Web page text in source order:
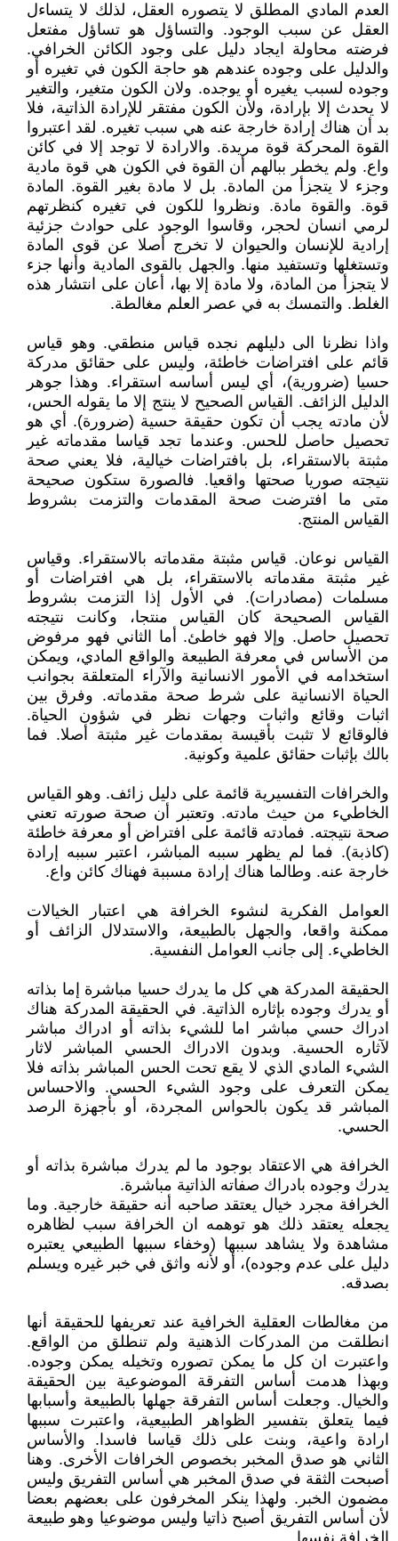
العدم المادي المطلق لا يتصوره العقل، لذلك لا يتساءل
العقل عن سبب الوجود. والتساؤل هو تساؤل مفتعل
فرضته محاولة ايجاد دليل على وجود الكائن الخرافي.
والدليل على وجوده عندهم هو حاجة الكون في تغيره أو
وجوده لسبب يغيره أو يوجده. ولان الكون متغير، والتغير
لا يحدث إلا بإرادة، ولأن الكون مفتقر للإرادة الذاتية، فلا
بد أن هناك إرادة خارجة عنه هي سبب تغيره. لقد اعتبروا
القوة المحركة قوة مريدة. والارادة لا توجد إلا في كائن
واع. ولم يخطر ببالهم أن القوة في الكون هي قوة مادية
وجزء لا يتجزأ من المادة. بل لا مادة بغير القوة. المادة
قوة. والقوة مادة. ونظروا للكون في تغيره كنظرتهم
لرمي انسان لحجر، وقاسوا الوجود على حوادث جزئية
إرادية للإنسان والحيوان لا تخرج أصلا عن قوى المادة
وتستغلها وتستفيد منها. والجهل بالقوى المادية وأنها جزء
لا يتجزأ من المادة، ولا مادة إلا بها، أعان على انتشار هذه
الغلط. والتمسك به في عصر العلم مغالطة.
واذا نظرنا الى دليلهم نجده قياس منطقي. وهو قياس
قائم على افتراضات خاطئة، وليس على حقائق مدركة
حسيا (ضرورية)، أي ليس أساسه استقراء. وهذا جوهر
الدليل الزائف. القياس الصحيح لا ينتج إلا ما يقوله الحس،
لأن مادته يجب أن تكون حقيقة حسية (ضرورة). أي هو
تحصيل حاصل للحس. وعندما تجد قياسا مقدماته غير
مثبتة بالاستقراء، بل بافتراضات خيالية، فلا يعني صحة
نتيجته صوريا صحتها واقعيا. فالصورة ستكون صحيحة
متى ما افترضت صحة المقدمات والتزمت بشروط
القياس المنتج.
القياس نوعان. قياس مثبتة مقدماته بالاستقراء. وقياس
غير مثبتة مقدماته بالاستقراء، بل هي افتراضات أو
مسلمات (مصادرات). في الأول إذا التزمت بشروط
القياس الصحيحة كان القياس منتجا، وكانت نتيجته
تحصيل حاصل. وإلا فهو خاطئ. أما الثاني فهو مرفوض
من الأساس في معرفة الطبيعة والواقع المادي، ويمكن
استخدامه في الأمور الانسانية والآراء المتعلقة بجوانب
الحياة الانسانية على شرط صحة مقدماته. وفرق بين
اثبات وقائع واثبات وجهات نظر في شؤون الحياة.
فالوقائع لا تثبت بأقيسة بمقدمات غير مثبتة أصلا. فما
بالك بإثبات حقائق علمية وكونية.
والخرافات التفسيرية قائمة على دليل زائف. وهو القياس
الخاطيء من حيث مادته. وتعتبر أن صحة صورته تعني
صحة نتيجته. فمادته قائمة على افتراض أو معرفة خاطئة
(كاذبة). فما لم يظهر سببه المباشر، اعتبر سببه إرادة
خارجة عنه. وطالما هناك إرادة مسببة فهناك كائن واع.
العوامل الفكرية لنشوء الخرافة هي اعتبار الخيالات
ممكنة واقعا، والجهل بالطبيعة، والاستدلال الزائف أو
الخاطيء. إلى جانب العوامل النفسية.
الحقيقة المدركة هي كل ما يدرك حسيا مباشرة إما بذاته
أو يدرك وجوده بإثاره الذاتية. في الحقيقة المدركة هناك
ادراك حسي مباشر اما للشيء بذاته أو ادراك مباشر
لآثاره الحسية. وبدون الادراك الحسي المباشر لاثار
الشيء المادي الذي لا يقع تحت الحس المباشر بذاته فلا
يمكن التعرف على وجود الشيء الحسي. والاحساس
المباشر قد يكون بالحواس المجردة، أو بأجهزة الرصد
الحسي.
الخرافة هي الاعتقاد بوجود ما لم يدرك مباشرة بذاته أو
يدرك وجوده بادراك صفاته الذاتية مباشرة.
الخرافة مجرد خيال يعتقد صاحبه أنه حقيقة خارجية. وما
يجعله يعتقد ذلك هو توهمه ان الخرافة سبب لظاهره
مشاهدة ولا يشاهد سببها (وخفاء سببها الطبيعي يعتبره
دليل على عدم وجوده)، أو لأنه واثق في خبر غيره ويسلم
بصدقه.
من مغالطات العقلية الخرافية عند تعريفها للحقيقة أنها
انطلقت من المدركات الذهنية ولم تنطلق من الواقع.
واعتبرت ان كل ما يمكن تصوره وتخيله يمكن وجوده.
وبهذا هدمت أساس التفرقة الموضوعية بين الحقيقة
والخيال. وجعلت أساس التفرقة جهلها بالطبيعة وأسبابها
فيما يتعلق بتفسير الظواهر الطبيعية، واعتبرت سببها
ارادة واعية، وبنت على ذلك قياسا فاسدا. والأساس
الثاني هو صدق المخبر بخصوص الخرافات الأخرى. وهنا
أصبحت الثقة في صدق المخبر هي أساس التفريق وليس
مضمون الخبر. ولهذا ينكر المخرفون على بعضهم بعضا
لأن أساس التفريق أصبح ذاتيا وليس موضوعيا وهو طبيعة